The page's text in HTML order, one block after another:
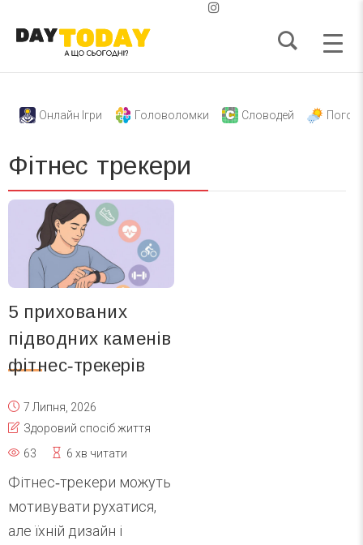
Онлайн Ігри Головоломки Словодей
Фітнес трекери
5 прихованих
підводних каменів
фітнес‑трекерів
7 Липня, 2026
Здоровий спосіб життя
63
6 хв читати
Фітнес‑трекери можуть
мотивувати рухатися,
але їхній дизайн і